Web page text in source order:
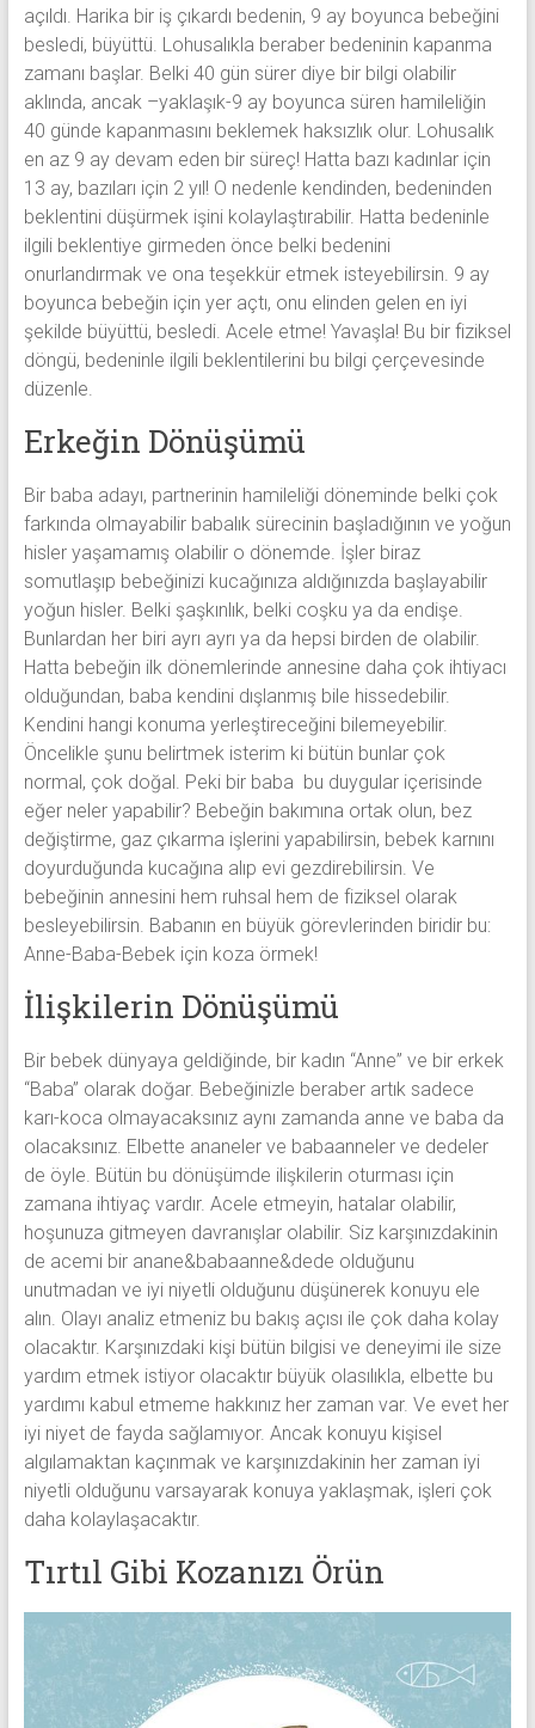
açıldı. Harika bir iş çıkardı bedenin, 9 ay boyunca bebeğini
besledi, büyüttü. Lohusalıkla beraber bedeninin kapanma
zamanı başlar. Belki 40 gün sürer diye bir bilgi olabilir
aklında, ancak –yaklaşık-9 ay boyunca süren hamileliğin
40 günde kapanmasını beklemek haksızlık olur. Lohusalık
en az 9 ay devam eden bir süreç! Hatta bazı kadınlar için
13 ay, bazıları için 2 yıl! O nedenle kendinden, bedeninden
beklentini düşürmek işini kolaylaştırabilir. Hatta bedeninle
ilgili beklentiye girmeden önce belki bedenini
onurlandırmak ve ona teşekkür etmek isteyebilirsin. 9 ay
boyunca bebeğin için yer açtı, onu elinden gelen en iyi
şekilde büyüttü, besledi. Acele etme! Yavaşla! Bu bir fiziksel
döngü, bedeninle ilgili beklentilerini bu bilgi çerçevesinde
düzenle.
Erkeğin Dönüşümü
Bir baba adayı, partnerinin hamileliği döneminde belki çok
farkında olmayabilir babalık sürecinin başladığının ve yoğun
hisler yaşamamış olabilir o dönemde. İşler biraz
somutlaşıp bebeğinizi kucağınıza aldığınızda başlayabilir
yoğun hisler. Belki şaşkınlık, belki coşku ya da endişe.
Bunlardan her biri ayrı ayrı ya da hepsi birden de olabilir.
Hatta bebeğin ilk dönemlerinde annesine daha çok ihtiyacı
olduğundan, baba kendini dışlanmış bile hissedebilir.
Kendini hangi konuma yerleştireceğini bilemeyebilir.
Öncelikle şunu belirtmek isterim ki bütün bunlar çok
normal, çok doğal. Peki bir baba bu duygular içerisinde
eğer neler yapabilir? Bebeğin bakımına ortak olun, bez
değiştirme, gaz çıkarma işlerini yapabilirsin, bebek karnını
doyurduğunda kucağına alıp evi gezdirebilirsin. Ve
bebeğinin annesini hem ruhsal hem de fiziksel olarak
besleyebilirsin. Babanın en büyük görevlerinden biridir bu:
Anne-Baba-Bebek için koza örmek!
İlişkilerin Dönüşümü
Bir bebek dünyaya geldiğinde, bir kadın “Anne” ve bir erkek
“Baba” olarak doğar. Bebeğinizle beraber artık sadece
karı-koca olmayacaksınız aynı zamanda anne ve baba da
olacaksınız. Elbette ananeler ve babaanneler ve dedeler
de öyle. Bütün bu dönüşümde ilişkilerin oturması için
zamana ihtiyaç vardır. Acele etmeyin, hatalar olabilir,
hoşunuza gitmeyen davranışlar olabilir. Siz karşınızdakinin
de acemi bir anane&babaanne&dede olduğunu
unutmadan ve iyi niyetli olduğunu düşünerek konuyu ele
alın. Olayı analiz etmeniz bu bakış açısı ile çok daha kolay
olacaktır. Karşınızdaki kişi bütün bilgisi ve deneyimi ile size
yardım etmek istiyor olacaktır büyük olasılıkla, elbette bu
yardımı kabul etmeme hakkınız her zaman var. Ve evet her
iyi niyet de fayda sağlamıyor. Ancak konuyu kişisel
algılamaktan kaçınmak ve karşınızdakinin her zaman iyi
niyetli olduğunu varsayarak konuya yaklaşmak, işleri çok
daha kolaylaşacaktır.
Tırtıl Gibi Kozanızı Örün